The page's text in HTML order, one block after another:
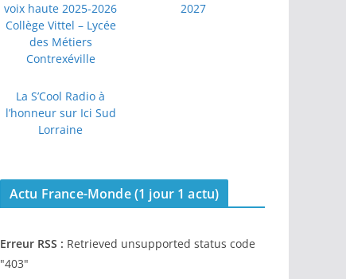
voix haute 2025-2026
Collège Vittel – Lycée
des Métiers
Contrexéville
2027
La S’Cool Radio à
l’honneur sur Ici Sud
Lorraine
Actu France-Monde (1 jour 1 actu)
Erreur RSS : Retrieved unsupported status code
"403"